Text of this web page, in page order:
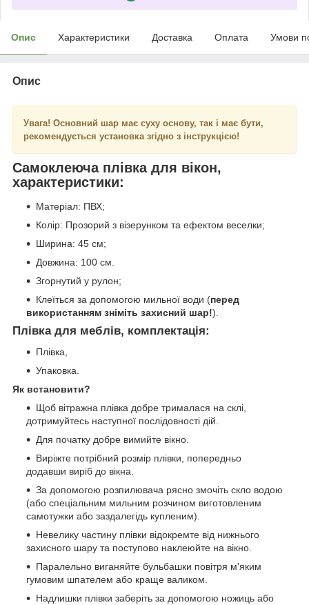
Опис Характеристики Доставка Оплата Умови
Опис
Увага! Основний шар має суху основу, так і має бути,
рекомендується установка згідно з інструкцією!
Самоклеюча плівка для вікон,
характеристики:
Матеріал: ПВХ;
Колір: Прозорий з візерунком та ефектом веселки;
Ширина: 45 см;
Довжина: 100 см.
Згорнутий у рулон;
Клеїться за допомогою мильної води (перед
використанням зніміть захисний шар!).
Плівка для меблів, комплектація:
Плівка,
Упаковка.
Як встановити?
Щоб вітражна плівка добре трималася на склі,
дотримуйтесь наступної послідовності дій.
Для початку добре вимийте вікно.
Виріжте потрібний розмір плівки, попередньо
додавши виріб до вікна.
За допомогою розпилювача рясно змочіть скло водою
(або спеціальним мильним розчином виготовленим
самотужки або заздалегідь купленим).
Невелику частину плівки відокремте від нижнього
захисного шару та поступово наклеюйте на вікно.
Паралельно виганяйте бульбашки повітря м'яким
гумовим шпателем або краще валиком.
Надлишки плівки заберіть за допомогою ножиць або